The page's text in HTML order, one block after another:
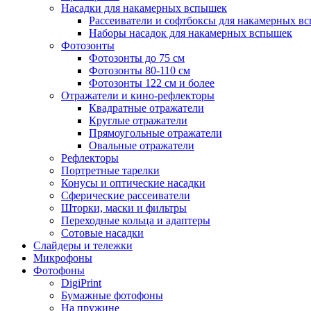
Насадки для накамерных вспышек
Рассеиватели и софтбоксы для накамерных
Наборы насадок для накамерных вспышек
Фотозонты
Фотозонты до 75 см
Фотозонты 80-110 см
Фотозонты 122 см и более
Отражатели и кино-рефлекторы
Квадратные отражатели
Круглые отражатели
Прямоугольные отражатели
Овальные отражатели
Рефлекторы
Портретные тарелки
Конусы и оптические насадки
Сферические рассеиватели
Шторки, маски и фильтры
Переходные кольца и адаптеры
Сотовые насадки
Слайдеры и тележки
Микрофоны
Фотофоны
DigiPrint
Бумажные фотофоны
На пружине